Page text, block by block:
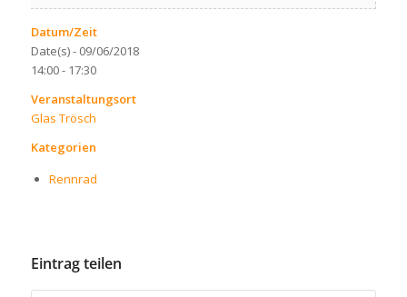
Datum/Zeit
Date(s) - 09/06/2018
14:00 - 17:30
Veranstaltungsort
Glas Trösch
Kategorien
Rennrad
Eintrag teilen